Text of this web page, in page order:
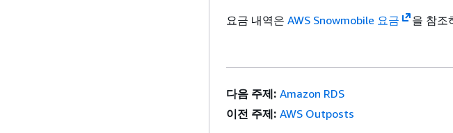
요금 내역은 AWS Snowmobile 요금 을 참조
다음 주제: Amazon RDS
이전 주제: AWS Outposts